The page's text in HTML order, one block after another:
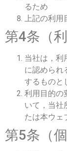
るため
上記の利
第4条（
当社は，利
に認められ
するものと
利用目的の
いて，当社
たは本ウェ
第5条（